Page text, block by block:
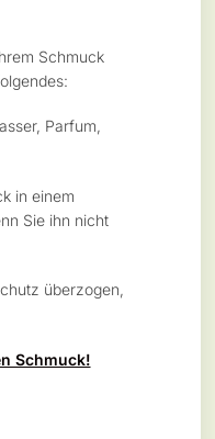
Schmuck
Parfum,
in einem
Sie ihn nicht
überzogen,
Schmuck!